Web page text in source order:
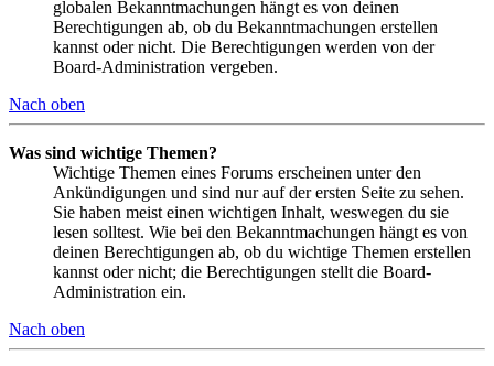
globalen Bekanntmachungen hängt es von deinen
Berechtigungen ab, ob du Bekanntmachungen erstellen
kannst oder nicht. Die Berechtigungen werden von der
Board-Administration vergeben.
Nach oben
Was sind wichtige Themen?
Wichtige Themen eines Forums erscheinen unter den
Ankündigungen und sind nur auf der ersten Seite zu sehen.
Sie haben meist einen wichtigen Inhalt, weswegen du sie
lesen solltest. Wie bei den Bekanntmachungen hängt es von
deinen Berechtigungen ab, ob du wichtige Themen erstellen
kannst oder nicht; die Berechtigungen stellt die Board-
Administration ein.
Nach oben